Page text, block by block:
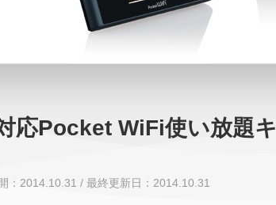
応Pocket WiFi使い放題
：2014.10.31 / 最終更新日：2014.10.31